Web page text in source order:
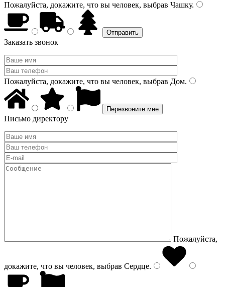
Пожалуйста, докажите, что вы человек, выбрав Чашку.
Заказать звонок
Пожалуйста, докажите, что вы человек, выбрав Дом.
Письмо директору
Пожалуйста,
докажите, что вы человек, выбрав Сердце.